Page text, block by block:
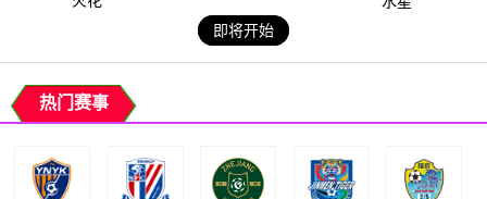
即将开始
热门赛事